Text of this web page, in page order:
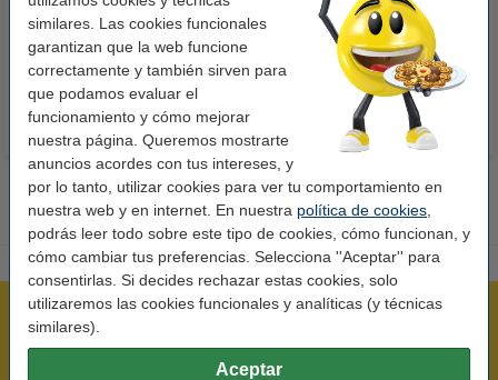
similares. Las cookies funcionales
garantizan que la web funcione
correctamente y también sirven para
que podamos evaluar el
funcionamiento y cómo mejorar
nuestra página. Queremos mostrarte
anuncios acordes con tus intereses, y
por lo tanto, utilizar cookies para ver tu comportamiento en
nuestra web y en internet. En nuestra política de cookies
podrás leer todo sobre este tipo de cookies, cómo funcionan, y
cómo cambiar tus preferencias. Selecciona ''Aceptar'' para
consentirlas. Si decides rechazar estas cookies, solo
utilizaremos las cookies funcionales y analíticas (y técnicas
similares).
Aceptar
15 cm | 260g | 100 hojas
10,50 € Incl. 21% IVA
unidades
14,50 € Incl. 21% IVA
Rápido y sencillo
¡Recibe en 24 horas!